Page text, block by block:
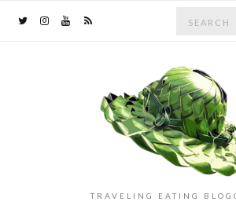
for:
TRAVELING EATING